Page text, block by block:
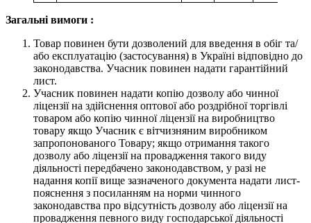
Загальні вимоги :
Товар повинен бути дозволений для введення в обіг та/
або експлуатацію (застосування) в Україні відповідно до
законодавства. Учасник повинен надати гарантійний
лист.
Учасник повинен надати копію дозволу або чинної
ліцензії на здійснення оптової або роздрібної торгівлі
товаром або копію чинної ліцензії на виробництво
товару якщо Учасник є вітчизняним виробником
запропонованого Товару; якщо отримання такого
дозволу або ліцензії на провадження такого виду
діяльності передбачено законодавством, у разі не
надання копії вище зазначеного документа надати лист-
пояснення з посиланням на норми чинного
законодавства про відсутність дозволу або ліцензії на
провадження певного виду господарської діяльності